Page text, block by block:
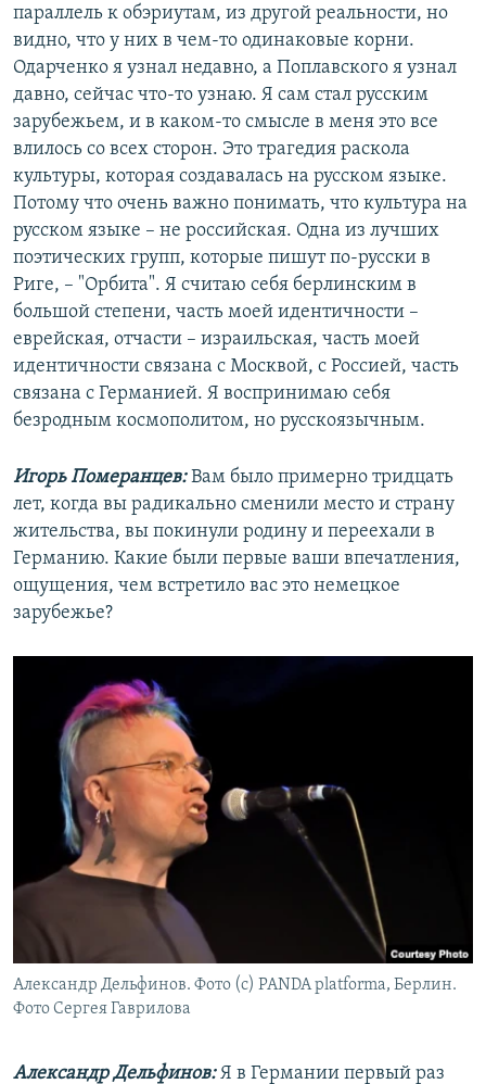
параллель к обэриутам, из другой реальности, но
видно, что у них в чем-то одинаковые корни.
Одарченко я узнал недавно, а Поплавского я узнал
давно, сейчас что-то узнаю. Я сам стал русским
зарубежьем, и в каком-то смысле в меня это все
влилось со всех сторон. Это трагедия раскола
культуры, которая создавалась на русском языке.
Потому что очень важно понимать, что культура на
русском языке – не российская. Одна из лучших
поэтических групп, которые пишут по-русски в
Риге, – "Орбита". Я считаю себя берлинским в
большой степени, часть моей идентичности –
еврейская, отчасти – израильская, часть моей
идентичности связана с Москвой, с Россией, часть
связана с Германией. Я воспринимаю себя
безродным космополитом, но русскоязычным.
Игорь Померанцев:Вам было примерно тридцать
лет, когда вы радикально сменили место и страну
жительства, вы покинули родину и переехали в
Германию. Какие были первые ваши впечатления,
ощущения, чем встретило вас это немецкое
зарубежье?
Александр Дельфинов. Фото (с) PANDA platforma, Берлин.
Фото Сергея Гаврилова
Александр Дельфинов:Я в Германии первый раз